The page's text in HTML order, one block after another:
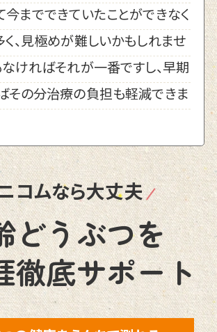
今までできていたことができなく
く、見極めが難しいかもしれませ
なければそれが一番ですし、早期
その分治療の負担も軽減できま
コムなら大丈夫
どうぶつを
徹底サポート